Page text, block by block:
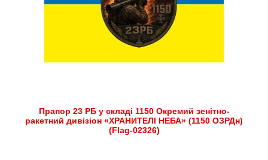
Прапор 23 РБ у складі 1150 Окремий зенітно-
ракетний дивізіон «ХРАНИТЕЛІ НЕБА» (1150 ОЗРДн)
(Flag-02326)